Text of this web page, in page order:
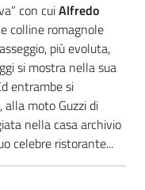
con cuiAlfredo
colline romagnole
più evoluta,
si mostra nella sua
entrambe si
moto Guzzi di
nella casa archivio
celebre ristorante...